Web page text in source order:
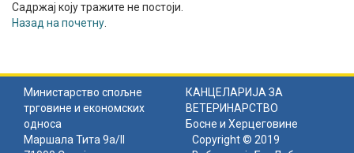
Садржај коју тражите не постоји.
Назад на почетну
Министарство спољне
трговине и економских
односа
КАНЦЕЛАРИЈА ЗА
ВЕТЕРИНАРСТВО
Босне и Херцеговине
Маршала Тита 9а/II
Copyright © 2019